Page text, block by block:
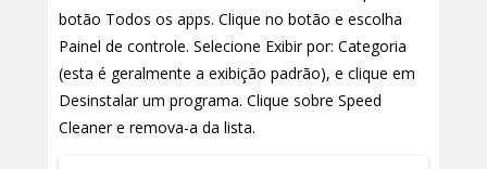
botão Todos os apps. Clique no botão e escolha
Painel de controle. Selecione Exibir por: Categoria
(esta é geralmente a exibição padrão), e clique em
Desinstalar um programa. Clique sobre Speed
Cleaner e remova-a da lista.